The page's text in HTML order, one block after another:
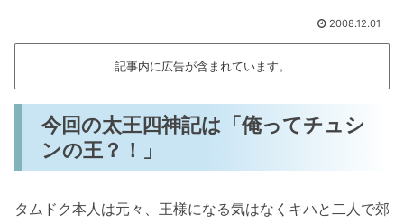
2008.12.01
記事内に広告が含まれています。
今回の太王四神記は「俺ってチュシ
ンの王？！」
タムドク本人は元々、王様になる気はなくキハと二人で郊